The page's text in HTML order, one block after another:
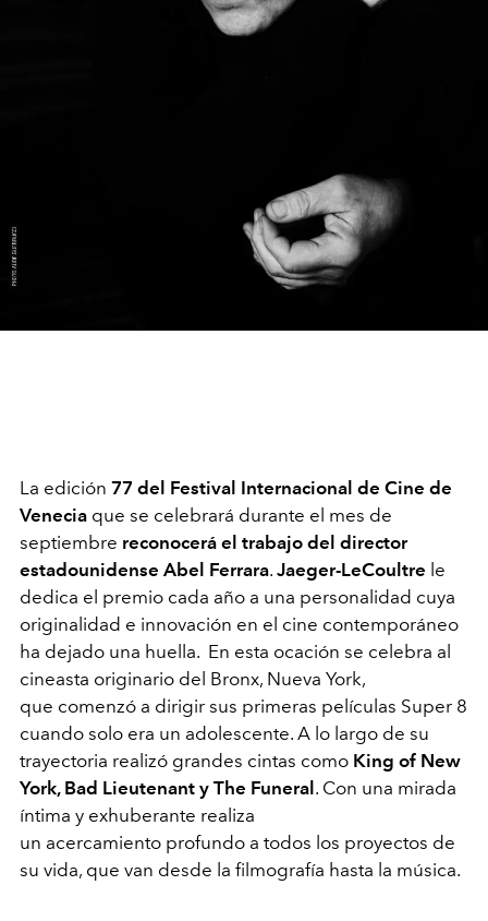
La edición 77 del Festival Internacional de Cine de
Venecia que se celebrará durante el mes de
septiembre reconocerá el trabajo del director
estadounidense Abel Ferrara. Jaeger-LeCoultre le
dedica el premio cada año a una personalidad cuya
originalidad e innovación en el cine contemporáneo
ha dejado una huella. En esta ocación se celebra al
cineasta originario del Bronx, Nueva York,
que comenzó a dirigir sus primeras películas Super 8
cuando solo era un adolescente. A lo largo de su
trayectoria realizó grandes cintas como King of New
York, Bad Lieutenant y The Funeral . Con una mirada
íntima y exhuberante realiza
un acercamiento profundo a todos los proyectos de
su vida, que van desde la filmografía hasta la música.